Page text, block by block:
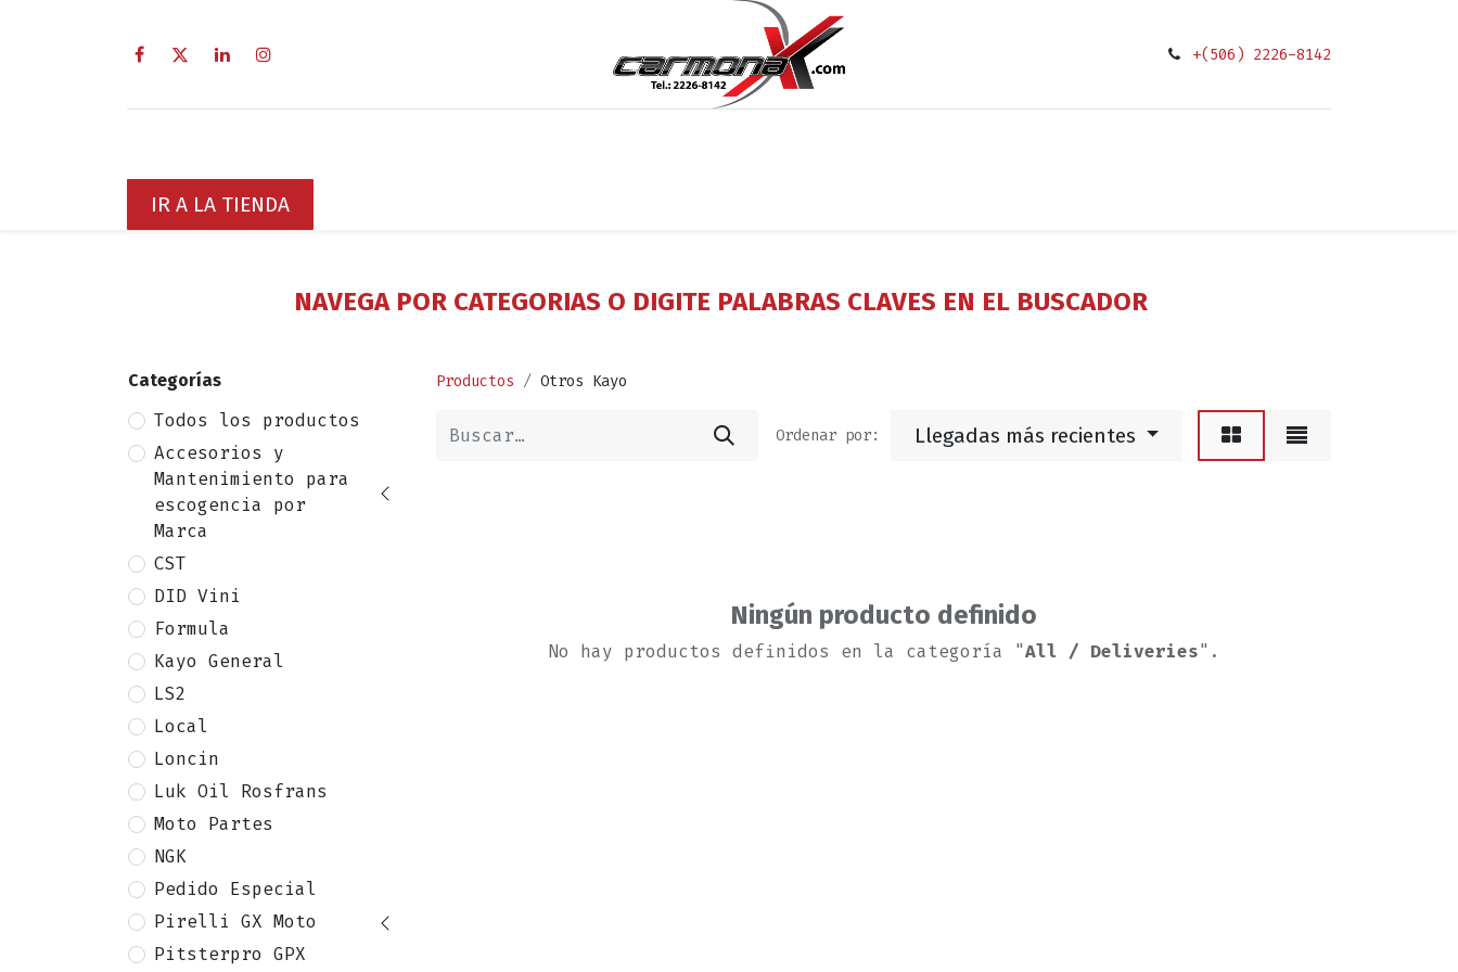
+(506) 2226-8142
IR A LA TIENDA
NAVEGA POR CATEGORIAS O DIGITE PALABRAS CLAVES EN EL BUSCADOR
Categorías
Todos los productos
Accesorios y
Mantenimiento para
escogencia por
Marca
CST
DID Vini
Formula
Kayo General
LS2
Local
Loncin
Luk Oil Rosfrans
Moto Partes
NGK
Pedido Especial
Pirelli GX Moto
Pitsterpro GPX
Productos Otros Kayo
Ordenar por: Llegadas más recientes
Ningún producto definido
No hay productos definidos en la categoría "All / Deliveries".